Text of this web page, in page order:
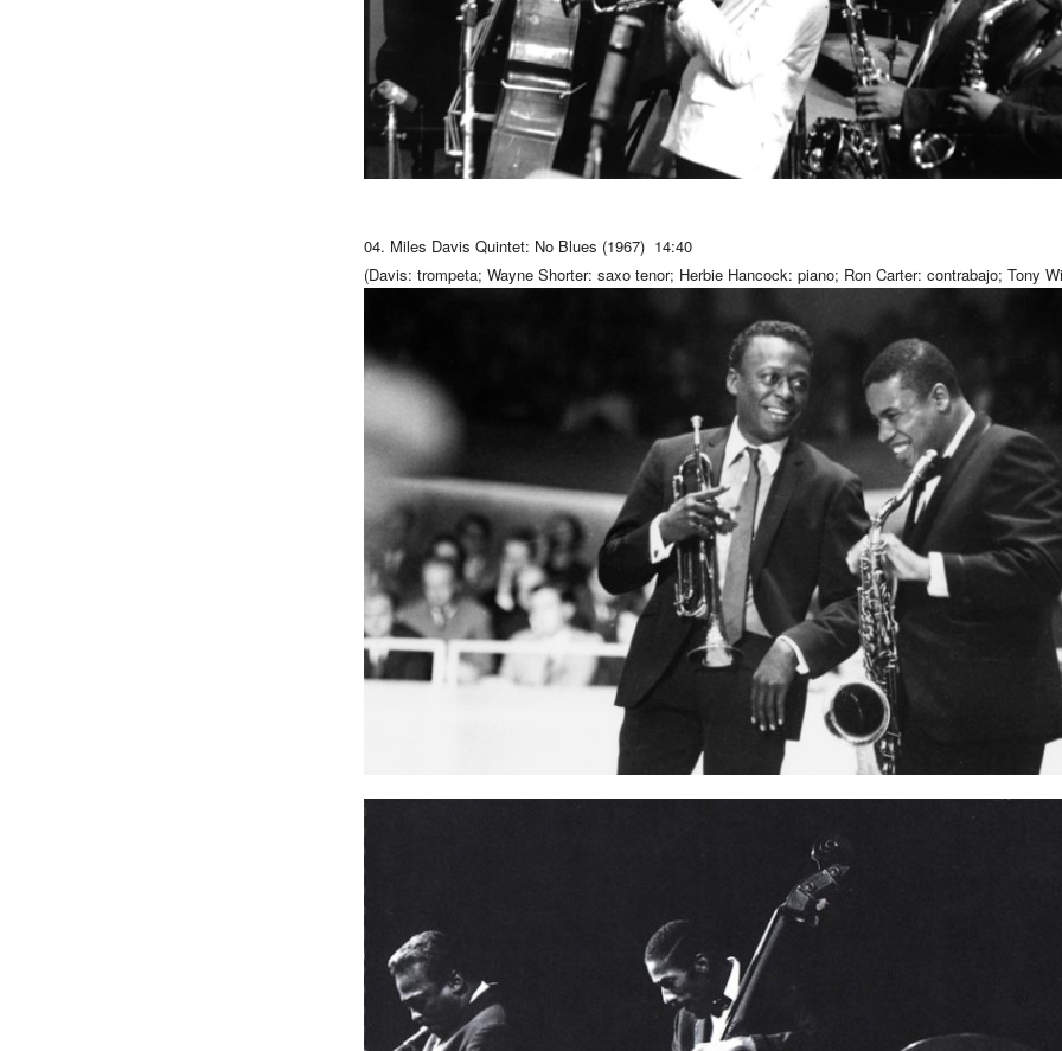
04. Miles Davis Quintet: No Blues (1967) 14:40
(Davis: trompeta; Wayne Shorter: saxo tenor; Herbie Hancock: piano; Ron Carter: contrabajo; Tony